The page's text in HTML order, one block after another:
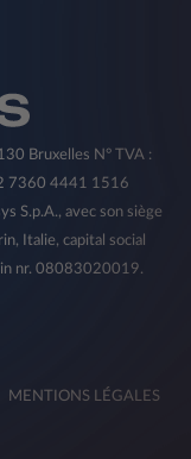
Bruxelles N° TVA :
7360 4441 1516
S.p.A., avec son siège
Italie, capital social
nr. 08083020019.
MENTIONS LÉGALES